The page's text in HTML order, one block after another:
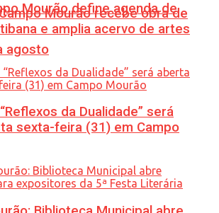
Mourão define agenda de
agosto
Mourão recebe obra de
e amplia acervo de artes
da Dualidade” será
sexta-feira (31) em Campo